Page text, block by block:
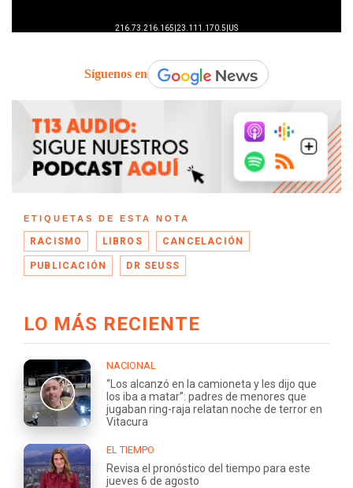
Síguenos en
ETIQUETAS DE ESTA NOTA
RACISMO LIBROS CANCELACIÓN
PUBLICACIÓN DR SEUSS
LO MÁS RECIENTE
NACIONAL
“Los alcanzó en la camioneta y les dijo que
los iba a matar”: padres de menores que
jugaban ring-raja relatan noche de terror en
Vitacura
EL TIEMPO
Revisa el pronóstico del tiempo para este
jueves 6 de agosto